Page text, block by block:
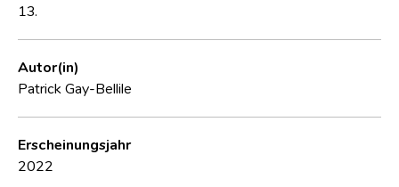
13.
Autor(in)
Patrick Gay-Bellile
Erscheinungsjahr
2022